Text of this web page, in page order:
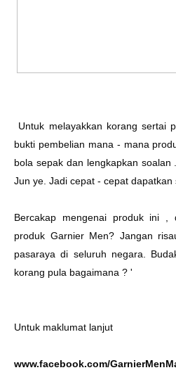
Untuk melayakkan korang sertai
bukti pembelian mana - mana
bola sepak dan lengkapkan
Jun ye. Jadi cepat - cepat dapatkan
Bercakap mengenai produk ini ,
produk Garnier Men? Jangan
pasaraya di seluruh negara.
korang pula bagaimana ? '
Untuk maklumat lanjut
www.facebook.com/